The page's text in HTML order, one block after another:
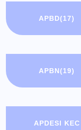
APBD(17)
APBN(19)
APDESI KEC